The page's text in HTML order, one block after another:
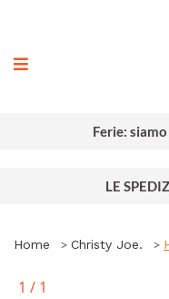
Ferie:
LE
Home Christy Joe.
1 / 1